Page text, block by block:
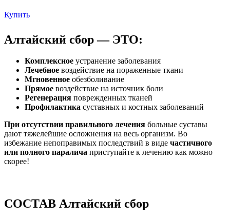
Купить
Алтайский сбор— ЭТО:
Комплексное устранение заболевания
Лечебное воздействие на пораженные ткани
Мгновенное обезболивание
Прямое воздействие на источник боли
Регенерация поврежденных тканей
Профилактика суставных и костных заболеваний
При отсутствии правильного лечения больные суставы
дают тяжелейшие осложнения на весь организм. Во
избежание непоправимых последствий в виде частичного
или полного паралича приступайте к лечению как можно
скорее!
СОСТАВ Алтайский сбор